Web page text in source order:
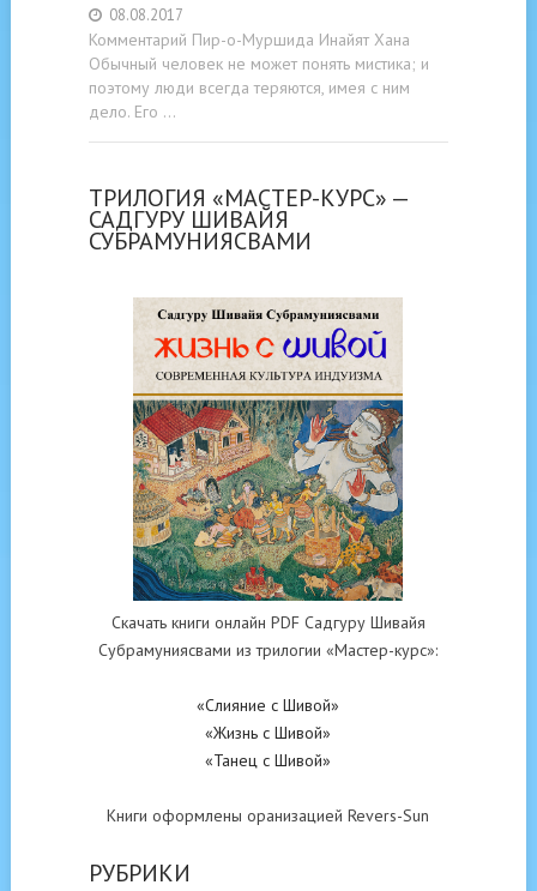
08.08.2017
Комментарий Пир-о-Муршида Инайят Хана
Обычный человек не может понять мистика; и
поэтому люди всегда теряются, имея с ним
дело. Его …
ТРИЛОГИЯ «МАСТЕР-КУРС» —
САДГУРУ ШИВАЙЯ
СУБРАМУНИЯСВАМИ
Скачать книги онлайн PDF Садгуру Шивайя
Субрамуниясвами из трилогии «Мастер-курс»:
«Слияние с Шивой»
«Жизнь с Шивой»
«Танец с Шивой»
Книги оформлены оранизацией Revers-Sun
РУБРИКИ